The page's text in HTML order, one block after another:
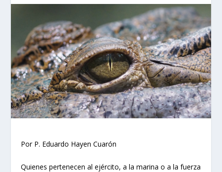
Por P. Eduardo Hayen Cuarón
Quienes pertenecen al ejército, a la marina o a la fuerza